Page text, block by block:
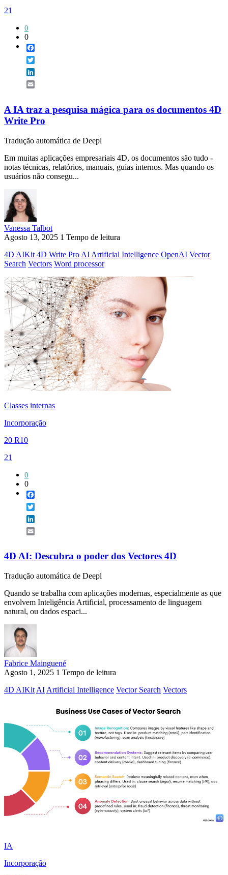
21
0
0
A IA traz a pesquisa mágica para os documentos 4D
Write Pro
Tradução automática de Deepl
Em muitas aplicações empresariais 4D, os documentos são tudo -
notas técnicas, relatórios, manuais, guias internos. Mas quando os
usuários não consegu...
Vanessa Talbot
Agosto 13, 2025 1 Tempo de leitura
4D AIKit 4D Write Pro AI Artificial Intelligence OpenAI Vector
Search Vectors Word processor
Classes internas
Incorporação
20 R10
21
0
0
4D AI: Descubra o poder dos Vectores 4D
Tradução automática de Deepl
Quando se trabalha com aplicações modernas, especialmente as que
envolvem Inteligência Artificial, processamento de linguagem
natural, ou dados espaci...
Fabrice Mainguené
Agosto 1, 2025 1 Tempo de leitura
4D AIKit AI Artificial Intelligence Vector Search Vectors
IA
Incorporação